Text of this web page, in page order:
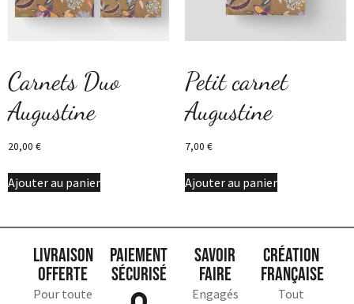
Carnets Duo
Augustine
20,00 €
Ajouter au panier
Petit carnet
Augustine
7,00 €
Ajouter au panier
Livraison
offerte
Pour toute
Paiement
sécurisé
Savoir
faire
Engagés
Création
française
Tout